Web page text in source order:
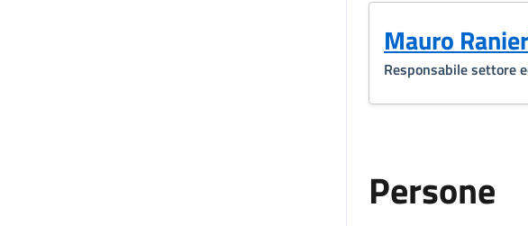
Mauro
Responsabile settore
Persone